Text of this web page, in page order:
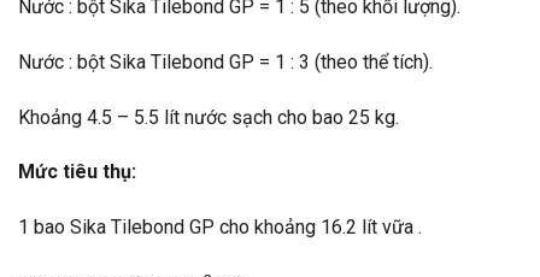
Nước : bột Sika Tilebond GP = 1 : 5 (theo khối lượng).
Nước : bột Sika Tilebond GP = 1 : 3 (theo thể tích).
Khoảng 4.5 – 5.5 lít nước sạch cho bao 25 kg.
Mức tiêu thụ:
1 bao Sika Tilebond GP cho khoảng 16.2 lít vữa .